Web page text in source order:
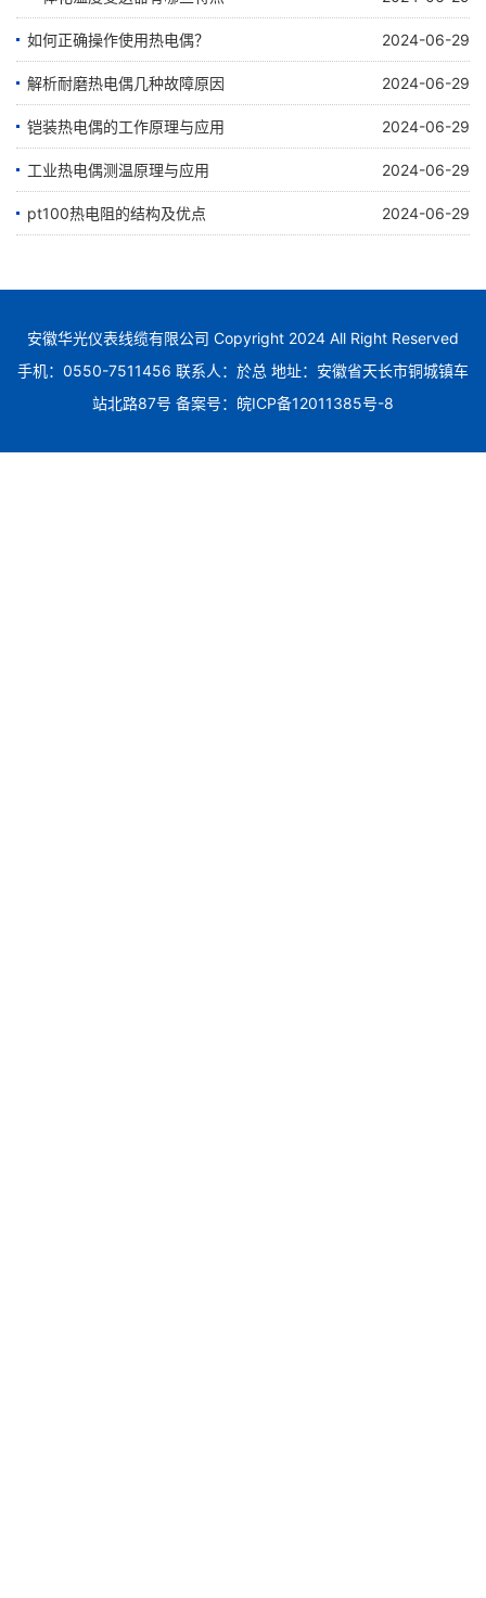
如何正确操作使用热电偶？ 2024-06-29
解析耐磨热电偶几种故障原因 2024-06-29
铠装热电偶的工作原理与应用 2024-06-29
工业热电偶测温原理与应用 2024-06-29
pt100热电阻的结构及优点 2024-06-29
安徽华光仪表线缆有限公司 Copyright 2024 All Right Reserved
手机：0550-7511456 联系人：於总 地址：安徽省天长市铜城镇车
站北路87号 备案号： 皖ICP备12011385号-8